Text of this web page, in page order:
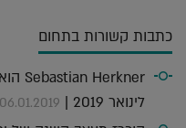
כתבות קשורות בתחום
לינואר 2019 |
06.01.2019